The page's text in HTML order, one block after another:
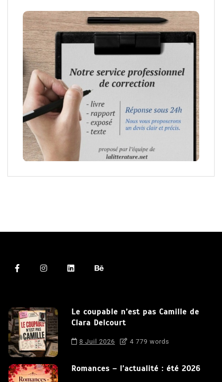
Le coupable n’est pas Camille de
Clara Delcourt
8 Juil 2026 4 779 words
Romances – l’actualité : été 2026